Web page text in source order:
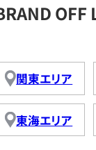
関東エリア
東海エリア